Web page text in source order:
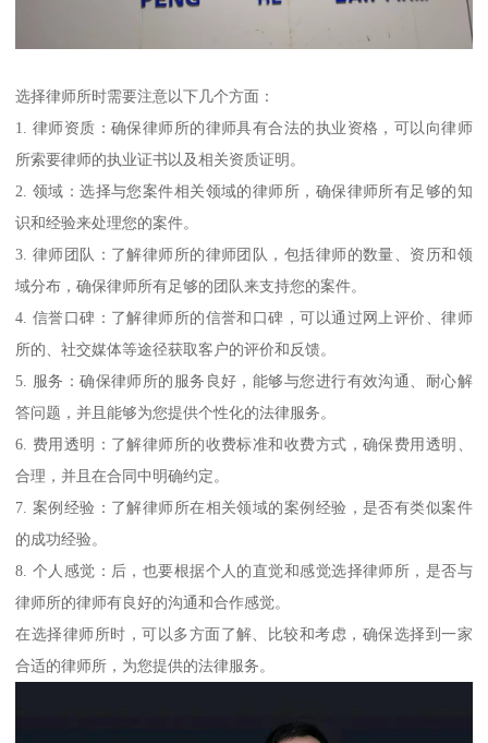
选择律师所时需要注意以下几个方面：
1. 律师资质：确保律师所的律师具有合法的执业资格，可以向律师
所索要律师的执业证书以及相关资质证明。
2. 领域：选择与您案件相关领域的律师所，确保律师所有足够的知
识和经验来处理您的案件。
3. 律师团队：了解律师所的律师团队，包括律师的数量、资历和领
域分布，确保律师所有足够的团队来支持您的案件。
4. 信誉口碑：了解律师所的信誉和口碑，可以通过网上评价、律师
所的、社交媒体等途径获取客户的评价和反馈。
5. 服务：确保律师所的服务良好，能够与您进行有效沟通、耐心解
答问题，并且能够为您提供个性化的法律服务。
6. 费用透明：了解律师所的收费标准和收费方式，确保费用透明、
合理，并且在合同中明确约定。
7. 案例经验：了解律师所在相关领域的案例经验，是否有类似案件
的成功经验。
8. 个人感觉：后，也要根据个人的直觉和感觉选择律师所，是否与
律师所的律师有良好的沟通和合作感觉。
在选择律师所时，可以多方面了解、比较和考虑，确保选择到一家
合适的律师所，为您提供的法律服务。